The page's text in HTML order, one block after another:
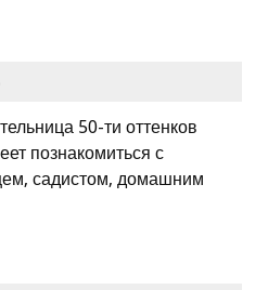
50-ти оттенков
познакомиться с
садистом, домашним